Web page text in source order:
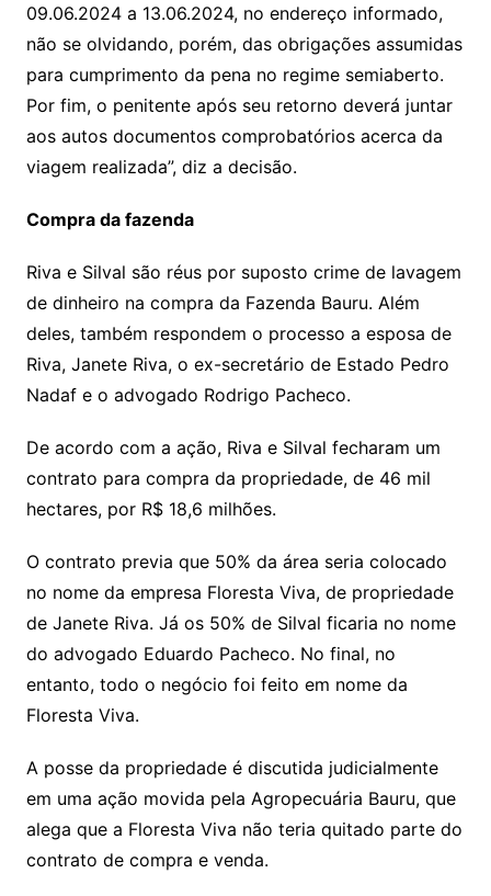
09.06.2024 a 13.06.2024, no endereço informado,
não se olvidando, porém, das obrigações assumidas
para cumprimento da pena no regime semiaberto.
Por fim, o penitente após seu retorno deverá juntar
aos autos documentos comprobatórios acerca da
viagem realizada”, diz a decisão.
Compra da fazenda
Riva e Silval são réus por suposto crime de lavagem
de dinheiro na compra da Fazenda Bauru. Além
deles, também respondem o processo a esposa de
Riva, Janete Riva, o ex-secretário de Estado Pedro
Nadaf e o advogado Rodrigo Pacheco.
De acordo com a ação, Riva e Silval fecharam um
contrato para compra da propriedade, de 46 mil
hectares, por R$ 18,6 milhões.
O contrato previa que 50% da área seria colocado
no nome da empresa Floresta Viva, de propriedade
de Janete Riva. Já os 50% de Silval ficaria no nome
do advogado Eduardo Pacheco. No final, no
entanto, todo o negócio foi feito em nome da
Floresta Viva.
A posse da propriedade é discutida judicialmente
em uma ação movida pela Agropecuária Bauru, que
alega que a Floresta Viva não teria quitado parte do
contrato de compra e venda.